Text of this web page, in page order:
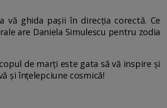
vă ghida pașii în direcția corectă. Ce
are Daniela Simulescu pentru zodia
de marți este gata să vă inspire și
și înțelepciune cosmică!